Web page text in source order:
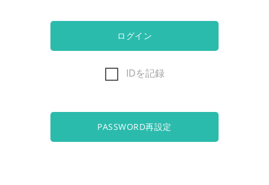
ログイン
IDを記録
PASSWORD再設定